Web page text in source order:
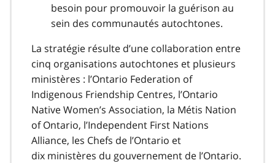
besoin pour promouvoir la guérison au
sein des communautés autochtones.
La stratégie résulte d’une collaboration entre
cinq organisations autochtones et plusieurs
ministères : l’Ontario Federation of
Indigenous Friendship Centres, l’Ontario
Native Women’s Association, la Métis Nation
of Ontario, l’Independent First Nations
Alliance, les Chefs de l’Ontario et
dix ministères du gouvernement de l’Ontario.